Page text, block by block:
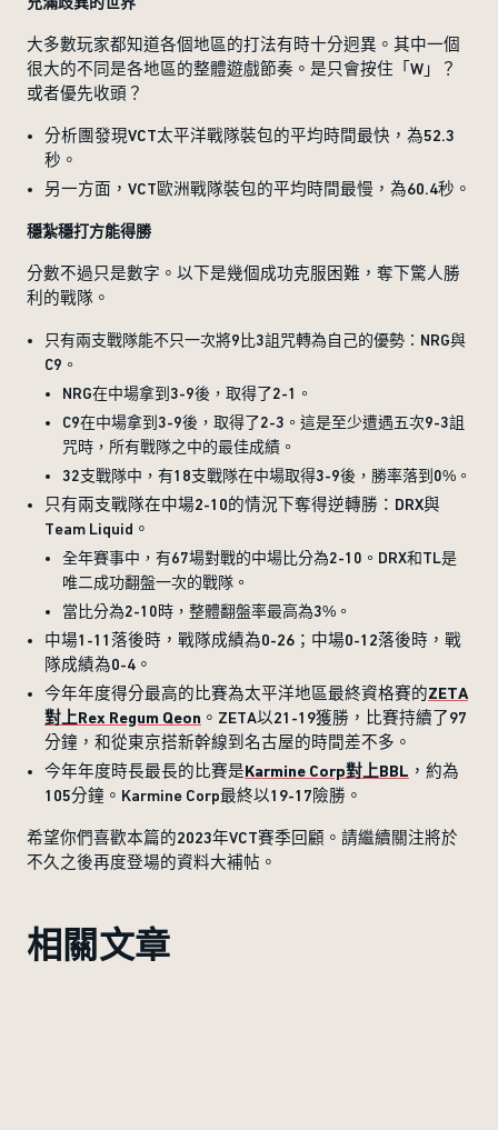
大多數玩家都知道各個地區的打法有時十分迥異。其中一個
很大的不同是各地區的整體遊戲節奏。是只會按住「W」？
或者優先收頭？
分析團發現VCT太平洋戰隊裝包的平均時間最快，為52.3
秒。
另一方面，VCT歐洲戰隊裝包的平均時間最慢，為60.4秒。
穩紮穩打方能得勝
分數不過只是數字。以下是幾個成功克服困難，奪下驚人勝
利的戰隊。
只有兩支戰隊能不只一次將9比3詛咒轉為自己的優勢：NRG與
C9。
NRG在中場拿到3-9後，取得了2-1。
C9在中場拿到3-9後，取得了2-3。這是至少遭遇五次9-3詛
咒時，所有戰隊之中的最佳成績。
32支戰隊中，有18支戰隊在中場取得3-9後，勝率落到0%。
只有兩支戰隊在中場2-10的情況下奪得逆轉勝：DRX與
Team Liquid。
全年賽事中，有67場對戰的中場比分為2-10。DRX和TL是
唯二成功翻盤一次的戰隊。
當比分為2-10時，整體翻盤率最高為3%。
中場1-11落後時，戰隊成績為0-26；中場0-12落後時，戰
隊成績為0-4。
今年年度得分最高的比賽為太平洋地區最終資格賽的ZETA
對上Rex Regum Qeon 。ZETA以21-19獲勝，比賽持續了97
分鐘，和從東京搭新幹線到名古屋的時間差不多。
今年年度時長最長的比賽是Karmine Corp對上BBL ，約為
105分鐘。Karmine Corp最終以19-17險勝。
希望你們喜歡本篇的2023年VCT賽季回顧。請繼續關注將於
不久之後再度登場的資料大補帖。
相關文章